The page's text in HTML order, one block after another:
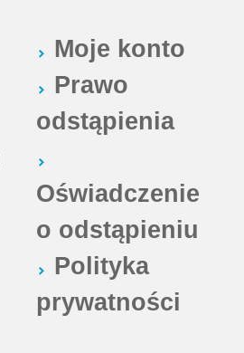
Moje konto
Prawo
odstąpienia
Oświadczenie
o odstąpieniu
Polityka
prywatności